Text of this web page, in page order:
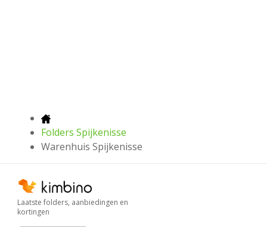
Folders Spijkenisse
Warenhuis Spijkenisse
Laatste folders, aanbiedingen en
kortingen